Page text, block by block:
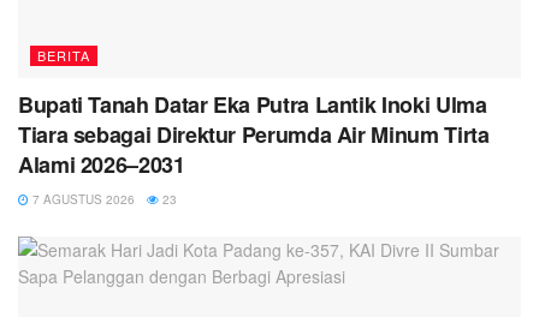
BERITA
Bupati Tanah Datar Eka Putra Lantik Inoki Ulma
Tiara sebagai Direktur Perumda Air Minum Tirta
Alami 2026–2031
7 AGUSTUS 2026 23